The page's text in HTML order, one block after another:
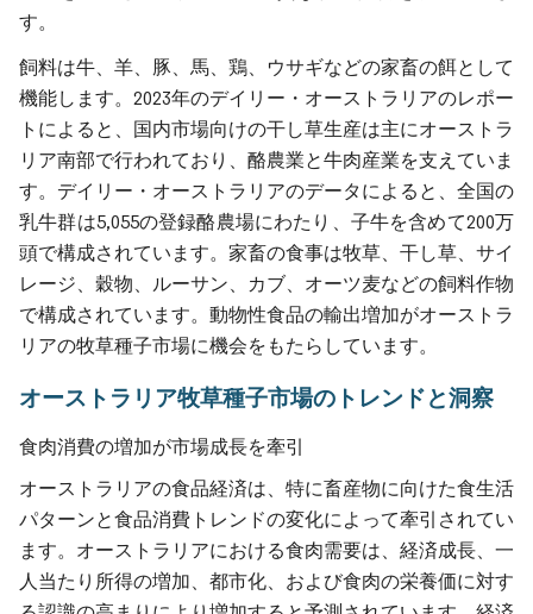
す。
飼料は牛、羊、豚、馬、鶏、ウサギなどの家畜の餌として
機能します。2023年のデイリー・オーストラリアのレポー
トによると、国内市場向けの干し草生産は主にオーストラ
リア南部で行われており、酪農業と牛肉産業を支えていま
す。デイリー・オーストラリアのデータによると、全国の
乳牛群は5,055の登録酪農場にわたり、子牛を含めて200万
頭で構成されています。家畜の食事は牧草、干し草、サイ
レージ、穀物、ルーサン、カブ、オーツ麦などの飼料作物
で構成されています。動物性食品の輸出増加がオーストラ
リアの牧草種子市場に機会をもたらしています。
オーストラリア牧草種子市場のトレンドと洞察
食肉消費の増加が市場成長を牽引
オーストラリアの食品経済は、特に畜産物に向けた食生活
パターンと食品消費トレンドの変化によって牽引されてい
ます。オーストラリアにおける食肉需要は、経済成長、一
人当たり所得の増加、都市化、および食肉の栄養価に対す